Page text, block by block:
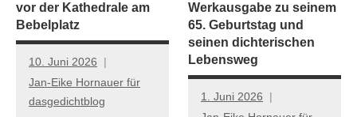
vor der Kathedrale am
Bebelplatz
10. Juni 2026
Jan-Eike Hornauer für
dasgedichtblog
Werkausgabe zu seinem
65. Geburtstag und
seinen dichterischen
Lebensweg
1. Juni 2026